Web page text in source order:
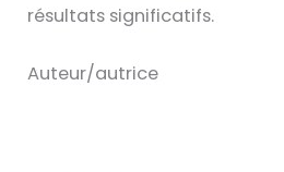
résultats significatifs.
Auteur/autrice